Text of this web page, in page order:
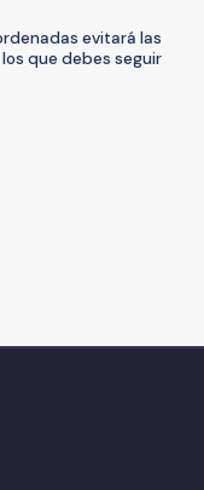
evitará las
que debes seguir